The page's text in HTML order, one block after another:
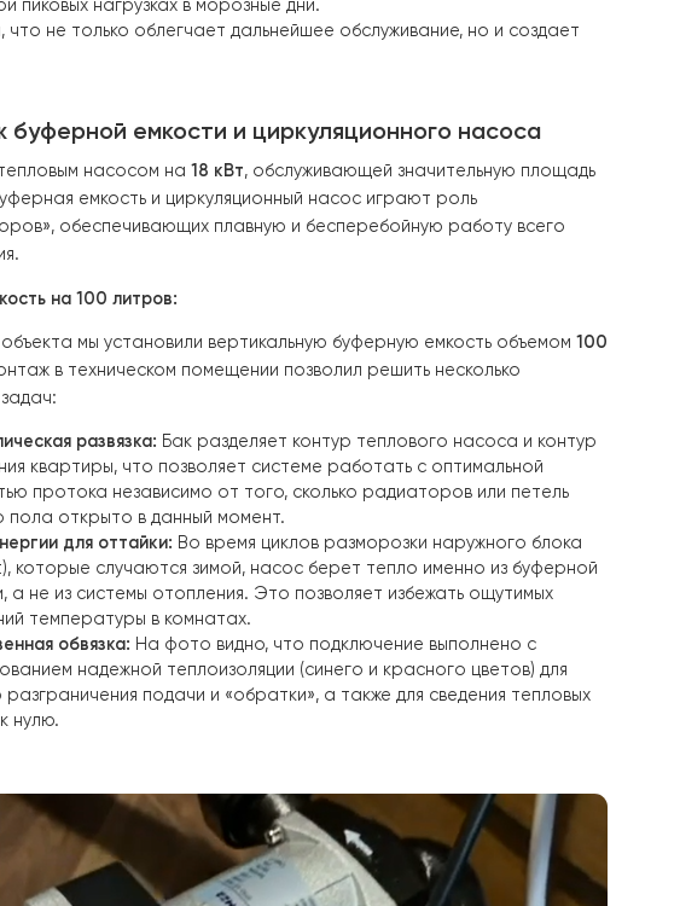
дисплеем. Мы вывели систему в онлайн-режим через Wi-Fi, что
Raymer сама подстраивает работу компрессора в
группа безопасности, включающая автоматический
даже при пиковых нагрузках в морозные дни.
что не только облегчает дальнейшее обслуживание, но и
Монтаж буферной емкости и циркуляционного
с тепловым насосом на18 кВт, обслуживающей
кв. м, буферная емкость и циркуляционный насос играют роль
обеспечивающих плавную и бесперебойную работу
емкость на 100 литров:
. Ее монтаж в техническом помещении позволил решить
задач:
Гидравлическая развязка:Бак разделяет контур теплового
отопления квартиры, что позволяет системе работать с